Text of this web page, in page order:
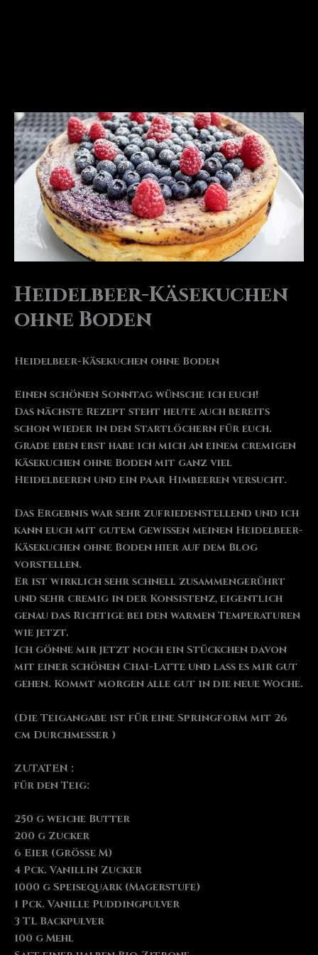
Heidelbeer-Käsekuchen
ohne Boden
Heidelbeer-Käsekuchen ohne Boden
Einen schönen Sonntag wünsche ich euch!
Das nächste Rezept steht heute auch bereits
schon wieder in den Startlöchern für euch.
Grade eben erst habe ich mich an einem cremigen
Käsekuchen ohne Boden mit ganz viel
Heidelbeeren und ein paar Himbeeren versucht.
Das Ergebnis war sehr zufriedenstellend und ich
kann euch mit gutem Gewissen meinen Heidelbeer-
Käsekuchen ohne Boden hier auf dem Blog
vorstellen.
Er ist wirklich sehr schnell zusammengerührt
und sehr cremig in der Konsistenz, eigentlich
genau das Richtige bei den warmen Temperaturen
wie jetzt.
Ich gönne mir jetzt noch ein Stückchen davon
mit einer schönen Chai-Latte und lass es mir gut
gehen. Kommt morgen alle gut in die neue Woche.
(Die Teigangabe ist für eine Springform mit 26
cm Durchmesser )
ZUTATEN :
für den Teig:
250 g weiche Butter
200 g Zucker
6 Eier (Größe M)
4 Pck. Vanillin Zucker
1000 g Speisequark (Magerstufe)
1 Pck. Vanille Puddingpulver
3 TL Backpulver
100 g Mehl